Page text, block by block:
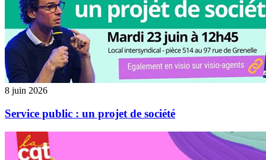
8 juin 2026
Service public : un projet de société